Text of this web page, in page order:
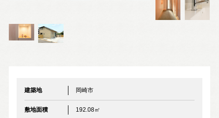
会社概要
沿革
建築地 岡崎市
敷地面積 192.08㎡